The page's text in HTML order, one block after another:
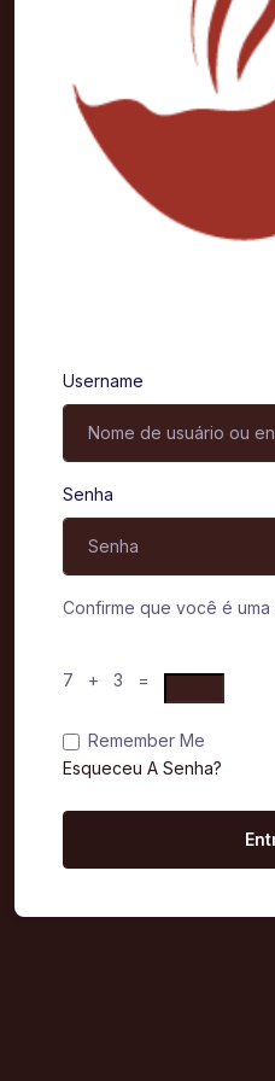
Username
Senha
Confirme que você é uma
7 + 3 =
Remember Me
Esqueceu A Senha?